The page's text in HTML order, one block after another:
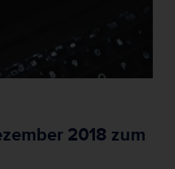
2018 zum